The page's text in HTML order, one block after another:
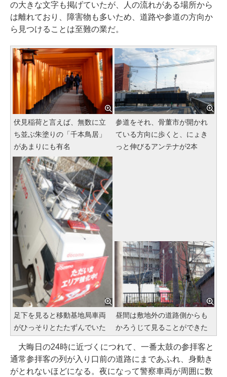
の大きな文字も掲げていたが、人の流れがある場所から
は離れており、障害物も多いため、道路や参道の方向か
ら見つけることは至難の業だ。
伏見稲荷と言えば、無数に立
ち並ぶ朱塗りの「千本鳥居」
があまりにも有名
参道をそれ、骨董市が開かれ
ている方向に歩くと、にょき
っと伸びるアンテナが2本
足下を見ると移動基地局車両
がひっそりとたたずんでいた
昼間は敷地外の道路側からも
かろうじて見ることができた
大晦日の24時に近づくにつれて、一番太鼓の参拝客と
通常参拝客の列が入り口前の道路にまであふれ、身動き
がとれないほどになる。夜になって警察車両が周囲に数